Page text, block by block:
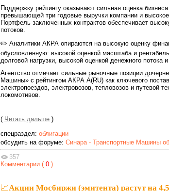
Поддержку рейтингу оказывают сильная оценка
превышающей три годовые выручки компании и высокое
Портфель заключенных контрактов обеспечивает
потоков.
✏️ Аналитики АКРА опираются на высокую оценку
обусловленную: высокой оценкой масштаба и
долговой нагрузки, высокой оценкой денежного потока
Агентство отмечает сильные рыночные позиции
Машины» с рейтингом АКРА A(RU) как ключевого
электропоездов, электровозов, тепловозов и путевой
локомотивов.
( Читать дальше )
спецраздел: облигации
обсудить на форуме: Синара - Транспортные Машины
357
Комментарии ( 0 )
📈Акции Мосбиржи (эмитента) растут на